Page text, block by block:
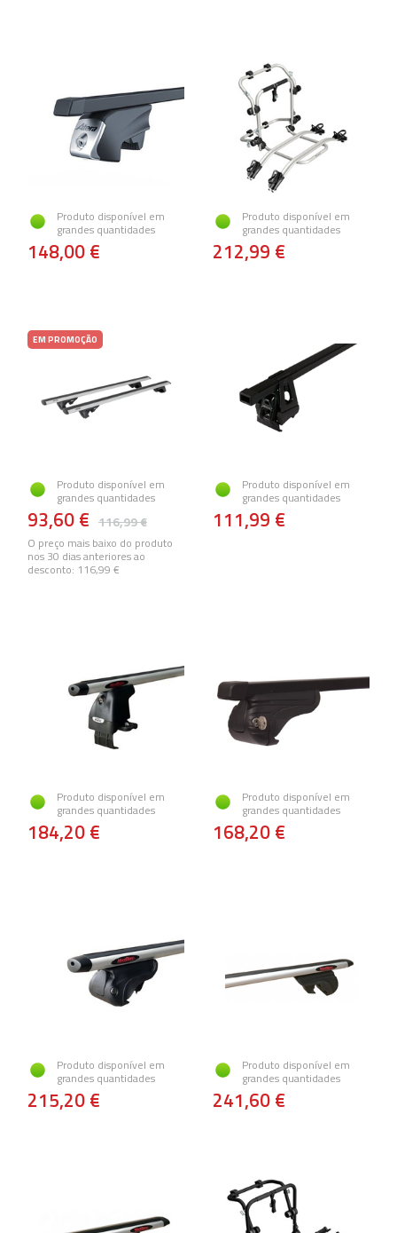
Produto disponível em
grandes quantidades
148,00 €
Produto disponível em
grandes quantidades
212,99 €
EM PROMOÇÃO
Produto disponível em
grandes quantidades
116,99 €
93,60 €
O preço mais baixo do produto
nos 30 dias anteriores ao
desconto: 116,99 €
Produto disponível em
grandes quantidades
111,99 €
Produto disponível em
grandes quantidades
184,20 €
Produto disponível em
grandes quantidades
168,20 €
Produto disponível em
grandes quantidades
215,20 €
Produto disponível em
grandes quantidades
241,60 €